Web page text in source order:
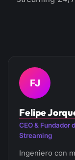
FJ
Felipe
CEO &
Streaming
Ingeniero con